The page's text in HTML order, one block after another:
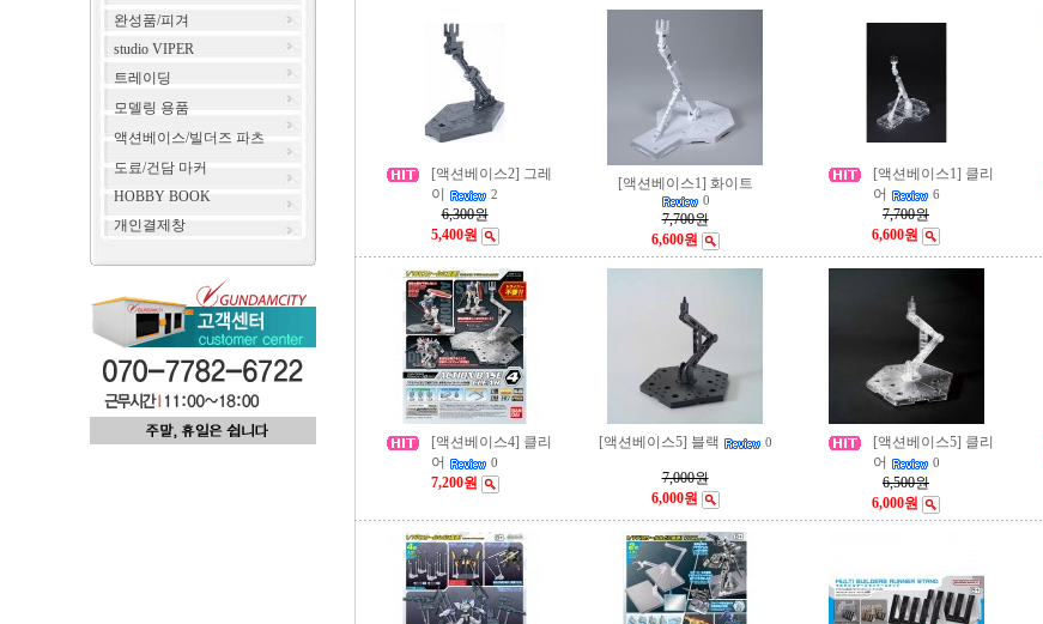
완성품/피겨
studio VIPER
트레이딩
모델링 용품
액션베이스/빌더즈 파츠
도료/건담 마커
HOBBY BOOK
개인결제창
[액션베이스2] 그레
이
2
6,300원
5,400원
[액션베이스1] 화이트
0
7,700원
6,600원
[액션베이스1] 클리
어
6
7,700원
6,600원
[액션베이스4] 클리
어
0
7,200원
[액션베이스5] 블랙 0
7,000원
6,000원
[액션베이스5] 클리
어
0
6,500원
6,000원